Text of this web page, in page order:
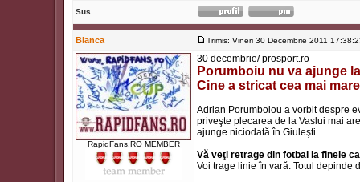
Sus
Bianca Trimis: Vineri 30 Decembrie 2011
RapidFans.RO MEMBER
30 decembrie/ prosport.ro
Porumboiu nu va ajunge
Cine a stricat cea mai
Adrian Porumboiou a vorbit despre
priveşte plecarea de la Vaslui mai
ajunge niciodată în Giuleşti.
Vă veţi retrage din fotbal la finele
Voi trage linie în vară. Totul depinde